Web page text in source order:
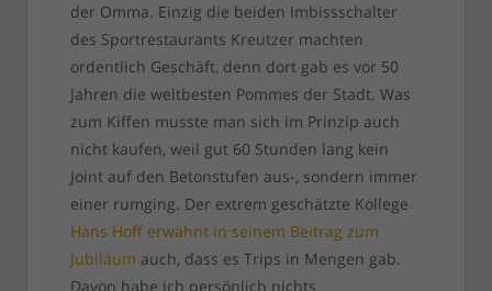
der Omma. Einzig die beiden Imbissschalter
des Sportrestaurants Kreutzer machten
ordentlich Geschäft, denn dort gab es vor 50
Jahren die weltbesten Pommes der Stadt. Was
zum Kiffen musste man sich im Prinzip auch
nicht kaufen, weil gut 60 Stunden lang kein
Joint auf den Betonstufen aus-, sondern immer
einer rumging. Der extrem geschätzte Kollege
Hans Hoff erwähnt in seinem Beitrag zum
Jubiläum auch, dass es Trips in Mengen gab.
Davon habe ich persönlich nichts